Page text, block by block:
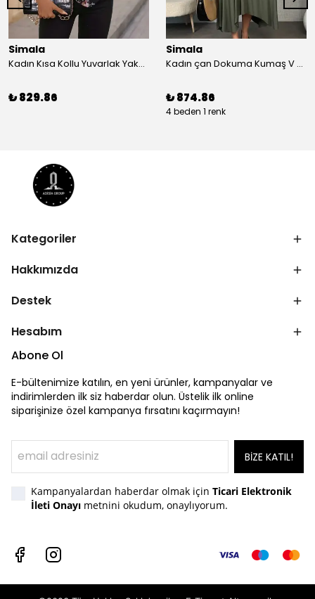
Simala
Kadın Kısa Kollu Yuvarlak Yaka çiçek Baskılı Asimetrik Kesim şifon Bluz
₺ 829.86
Simala
Kadın çan Dokuma Kumaş V Yaka Asimetrik Kesim Elbise
₺ 874.86
4 beden 1 renk
Kategoriler
Hakkımızda
Destek
Hesabım
Abone Ol
E-bültenimize katılın, en yeni ürünler, kampanyalar ve
indirimlerden ilk siz haberdar olun. Üstelik ilk online
siparişinize özel kampanya fırsatını kaçırmayın!
BİZE KATIL!
Kampanyalardan haberdar olmak için Ticari Elektronik
İleti Onayı metnini okudum, onaylıyorum.